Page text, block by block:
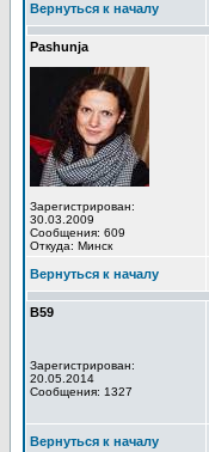
Вернуться к началу
Pashunja
Зарегистрирован:
30.03.2009
Сообщения: 609
Откуда: Минск
Вернуться к началу
В59
Зарегистрирован:
20.05.2014
Сообщения: 1327
Вернуться к началу